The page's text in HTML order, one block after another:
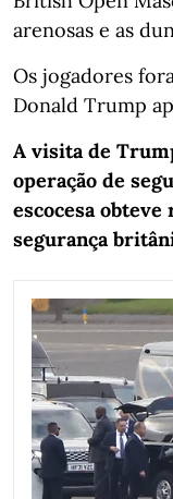
arenosas e as
Os jogadores
Donald Trump
A visita de
operação de
escocesa
segurança